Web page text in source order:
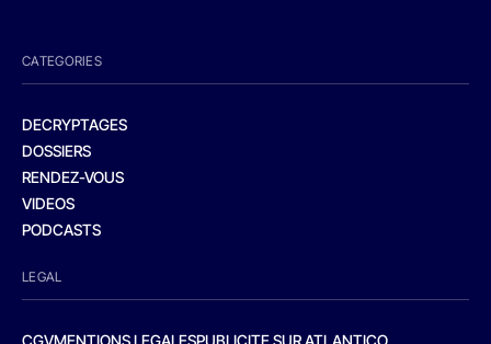
CATEGORIES
DECRYPTAGES
DOSSIERS
RENDEZ-VOUS
VIDEOS
PODCASTS
LEGAL
CGVMENTIONS LEGALESPUBLICITE SUR ATLANTICO